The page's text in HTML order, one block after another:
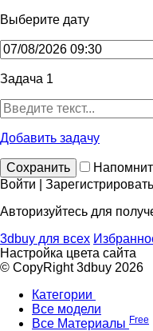
Выберите дату
Задача 1
Добавить задачу
Сохранить
Войти |
Авторизуйтесь для
3dbuy для всех
Настройка цвета сайта
© CopyRight 3dbuy 2026
Категории
Все модели
Все Материалы Free